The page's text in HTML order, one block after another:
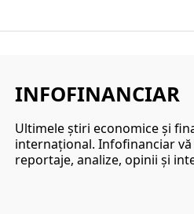
INFOFINANCIAR
Ultimele ştiri economice şi
internaţional. Infofinanciar
reportaje, analize, opinii şi